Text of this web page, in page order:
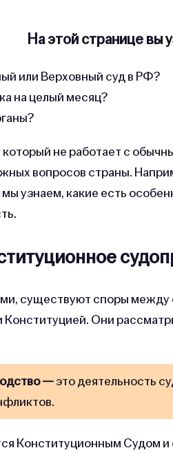
На этой странице вы
или Верховный суд в РФ?
на целый месяц?
не работает с
вопросов страны.
узнаем, какие есть
существуют споры между
Они
—это деятельность
Конституционным Судом